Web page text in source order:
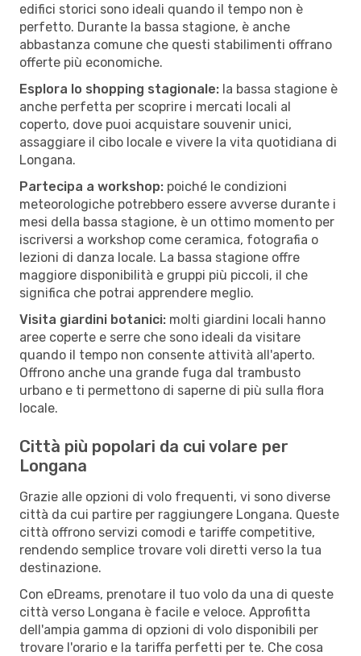
edifici storici sono ideali quando il tempo non è
perfetto. Durante la bassa stagione, è anche
abbastanza comune che questi stabilimenti offrano
offerte più economiche.
Esplora lo shopping stagionale: la bassa stagione è
anche perfetta per scoprire i mercati locali al
coperto, dove puoi acquistare souvenir unici,
assaggiare il cibo locale e vivere la vita quotidiana di
Longana.
Partecipa a workshop: poiché le condizioni
meteorologiche potrebbero essere avverse durante i
mesi della bassa stagione, è un ottimo momento per
iscriversi a workshop come ceramica, fotografia o
lezioni di danza locale. La bassa stagione offre
maggiore disponibilità e gruppi più piccoli, il che
significa che potrai apprendere meglio.
Visita giardini botanici: molti giardini locali hanno
aree coperte e serre che sono ideali da visitare
quando il tempo non consente attività all'aperto.
Offrono anche una grande fuga dal trambusto
urbano e ti permettono di saperne di più sulla flora
locale.
Città più popolari da cui volare per
Longana
Grazie alle opzioni di volo frequenti, vi sono diverse
città da cui partire per raggiungere Longana. Queste
città offrono servizi comodi e tariffe competitive,
rendendo semplice trovare voli diretti verso la tua
destinazione.
Con eDreams, prenotare il tuo volo da una di queste
città verso Longana è facile e veloce. Approfitta
dell'ampia gamma di opzioni di volo disponibili per
trovare l'orario e la tariffa perfetti per te. Che cosa